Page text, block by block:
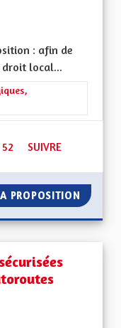
: afin de
local...
transitions
52 52 ABONNÉS
SUIVRE
PROPOSITION